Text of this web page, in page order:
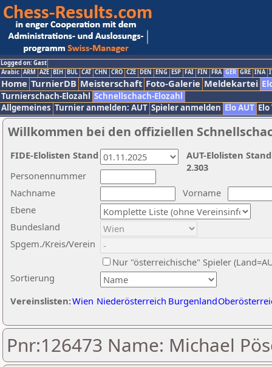
Logged on: Gast
Arabic ARM AZE BIH BUL CAT CHN CRO CZE DEN ENG ESP FAI FIN FRA GER GRE INA
Home TurnierDB Meisterschaft Foto-Galerie Meldekartei
Turnierschach-Elozahl Schnellschach-Elozahl
Allgemeines Turnier anmelden: AUT Spieler anmelden Elo AUT
Willkommen bei den offiziellen
Nachname
Vorname
Ebene
Sortierung
Personennummer
Bundesland
Spgem./Kreis/Verein
Nur "österreichische" Spieler
Vereinslisten:Wien Niederösterreich Burgenland
AUT-Elolisten
2.303
FIDE-Elolisten Stand
Pnr:126473 Name: Michael